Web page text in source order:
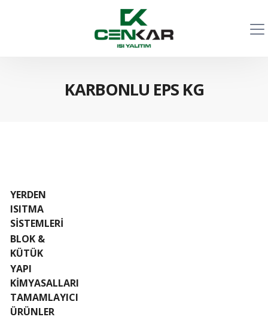
KARBONLU EPS KG
YERDEN
ISITMA
SİSTEMLERİ
BLOK &
KÜTÜK
YAPI
KİMYASALLARI
TAMAMLAYICI
ÜRÜNLER